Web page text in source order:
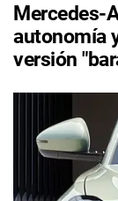
Mercedes-
autonomía
versión